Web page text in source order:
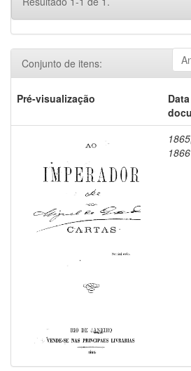
Conjunto de itens:
Pré-visualização
1866